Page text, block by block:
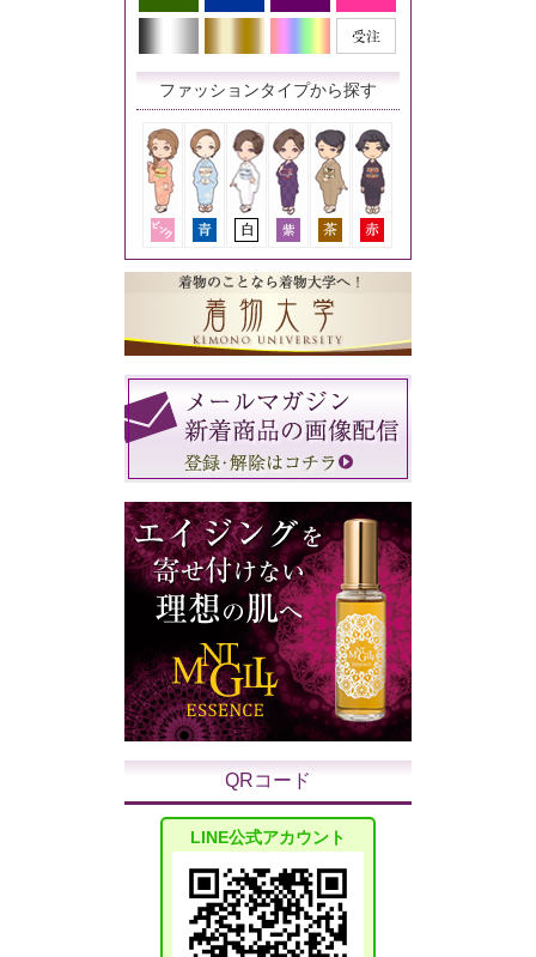
ファッションタイプから探す
QRコード
LINE公式アカウント